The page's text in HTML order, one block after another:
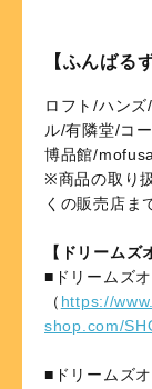
【ふんばる
ロフト/ハン
ル/有隣堂/コ
博品館/
※商品の取り
くの販売店ま
【ドリームズ
■ドリームズ
（ https://
shop.com/
■ドリームズ